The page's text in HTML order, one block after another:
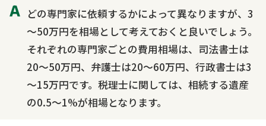
どの専門家に依頼するかによって異なりますが、3
～50万円を相場として考えておくと良いでしょう。
それぞれの専門家ごとの費用相場は、司法書士は
20～50万円、弁護士は20～60万円、行政書士は3
～15万円です。税理士に関しては、相続する遺産
の0.5～1%が相場となります。